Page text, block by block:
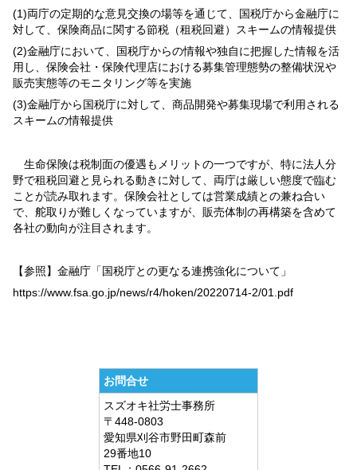
(1)両庁の定期的な意見交換の場等を通じて、国税庁から金融庁に
対して、保険商品に関する節税（租税回避）スキームの情報提供
(2)金融庁において、国税庁からの情報や独自に把握した情報を活
用し、保険会社・保険代理店における募集管理態勢の整備状況や
販売実態等のモニタリング等を実施
(3)金融庁から国税庁に対して、商品開発や募集現場で利用される
スキームの情報提供
生命保険は税制面の優遇もメリットの一つですが、特に法人分
野で租税回避と見られる動きに対して、両庁は厳しい態度で臨む
ことが読み取れます。保険会社としては営業成績との兼ね合い
で、舵取りが難しくなっていますが、販売体制の再構築を含めて
各社の動向が注目されます。
【参照】金融庁「国税庁との更なる連携強化について」
https://www.fsa.go.jp/news/r4/hoken/20220714-2/01.pdf
お問合せ
スズオキ社労士事務所
〒448-0803
愛知県刈谷市野田町森前
29番地10